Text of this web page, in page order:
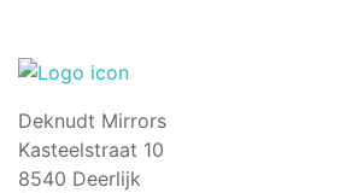
Deknudt Mirrors
Kasteelstraat 10
8540 Deerlijk